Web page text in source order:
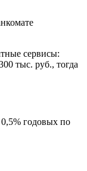
сервисы:
тыс. руб., тогда
0,5% годовых по